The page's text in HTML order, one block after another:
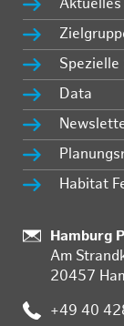
Spezielle
Data
Habitat
Standort:
Hamburg
Am
20457
Telefon:
+49 40